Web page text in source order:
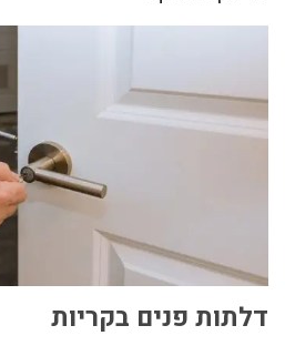
דלתות פנים בקריות